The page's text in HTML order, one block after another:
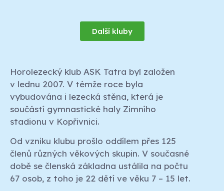
Další kluby
Horolezecký klub ASK Tatra byl založen
v lednu 2007. V témže roce byla
vybudována i lezecká stěna, která je
součástí gymnastické haly Zimního
stadionu v Kopřivnici.
Od vzniku klubu prošlo oddílem přes 125
členů různých věkových skupin. V současné
době se členská základna ustálila na počtu
67 osob, z toho je 22 dětí ve věku 7 – 15 let.